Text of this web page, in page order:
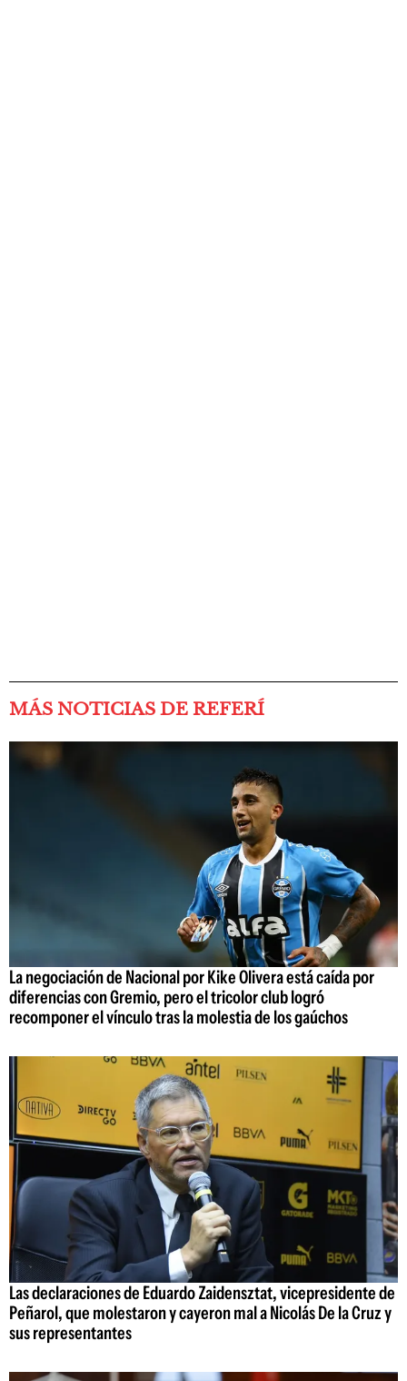
MÁS NOTICIAS DE REFERÍ
La negociación de Nacional por Kike Olivera está caída por
diferencias con Gremio, pero el tricolor club logró
recomponer el vínculo tras la molestia de los gaúchos
Las declaraciones de Eduardo Zaidensztat, vicepresidente de
Peñarol, que molestaron y cayeron mal a Nicolás De la Cruz y
sus representantes